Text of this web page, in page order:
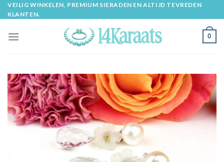
Skip
to
VEILIG WINKELEN, PREMIUM SIERADEN EN ALTIJD TEVREDEN
KLANTEN.
0